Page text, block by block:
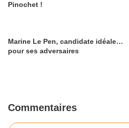
Pinochet !
Marine Le Pen, candidate idéale…
pour ses adversaires
Commentaires